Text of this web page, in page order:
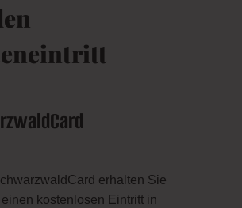
erhalten Sie
kostenlosen Eintritt in